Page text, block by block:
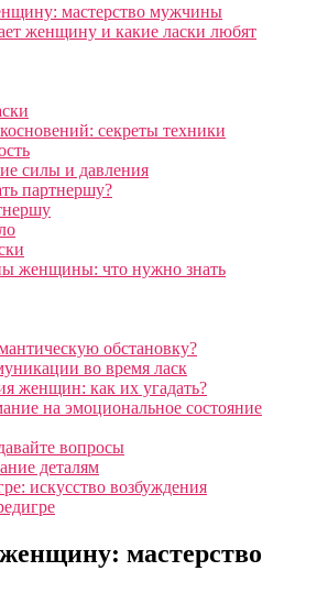
мастерство мужчины
женщину и какие ласки любят
секреты техники
силы и давления
партнершу?
женщины: что нужно знать
обстановку?
во время ласк
женщин: как их угадать?
на эмоциональное состояние
вопросы
деталям
искусство возбуждения
мастерство